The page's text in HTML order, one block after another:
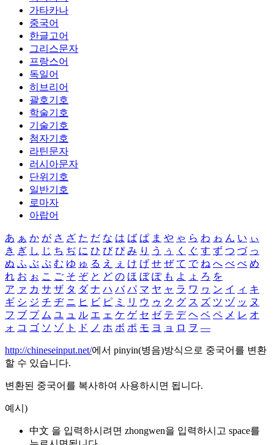
가타카나
중국어
한글고어
그리스문자
프랑스어
독일어
히브리어
괄호기호
학술기호
기술기호
첨자기호
라틴문자
러시아문자
단위기호
일반기호
로마자
아랍어
あ ぁ か が さ ざ た だ な は ば ぱ ま や ゃ ら わ ゎ ん い ぃ
き ぎ し じ ち ぢ に ひ び ぴ み り う ぅ く ぐ す ず つ づ っ
ぬ ふ ぶ ぷ む ゆ ゅ る え ぇ け げ せ ぜ て で ね へ べ ぺ め
れ お ぉ こ ご そ ぞ と ど の ほ ぼ ぽ も よ ょ ろ を
ア ァ カ サ ザ タ ダ ナ ハ バ パ マ ヤ ャ ラ ワ ヮ ン イ ィ キ
ギ シ ジ チ ヂ ニ ヒ ビ ピ ミ リ ウ ゥ ク グ ス ズ ツ ヅ ッ ヌ
フ ブ プ ム ユ ュ ル エ ェ ケ ゲ セ ゼ テ デ ヘ ベ ペ メ レ オ
ォ コ ゴ ソ ゾ ト ド ノ ホ ボ ポ モ ヨ ョ ロ ヲ ―
http://chineseinput.net/에서 pinyin(병음)방식으로 중국어를 변환
할 수 있습니다.
변환된 중국어를 복사하여 사용하시면 됩니다.
예시)
中文 을 입력하시려면 zhongwen을 입력하시고 space를